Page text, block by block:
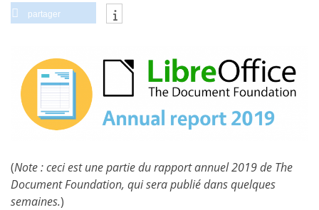
partager
(Note : ceci est une partie du rapport annuel 2019 de The
Document Foundation, qui sera publié dans quelques
semaines.)